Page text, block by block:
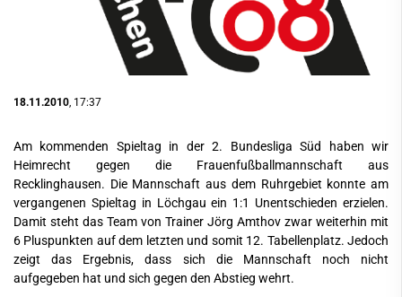
18.11.2010 , 17:37
Am kommenden Spieltag in der 2. Bundesliga Süd haben wir
Heimrecht gegen die Frauenfußballmannschaft aus
Recklinghausen. Die Mannschaft aus dem Ruhrgebiet konnte am
vergangenen Spieltag in Löchgau ein 1:1 Unentschieden erzielen.
Damit steht das Team von Trainer Jörg Amthov zwar weiterhin mit
6 Pluspunkten auf dem letzten und somit 12. Tabellenplatz. Jedoch
zeigt das Ergebnis, dass sich die Mannschaft noch nicht
aufgegeben hat und sich gegen den Abstieg wehrt.